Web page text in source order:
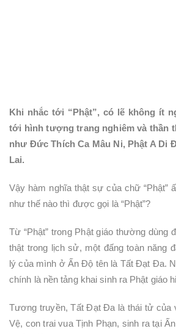
Khi nhắc tới “Phật”, có lẽ không ít
tới hình tượng trang nghiêm và thần
như Đức Thích Ca Mâu Ni, Phật A Di
Lai.
Vậy hàm nghĩa thật sự của chữ “Phật”
như thế nào thì được gọi là “Phật”?
Từ “Phật” trong Phật giáo thường dùng
thật trong lịch sử, một đấng toàn năng
lý của mình ở Ấn Độ tên là Tất Đạt Đa.
chính là nền tảng khai sinh ra Phật giáo
Tương truyền, Tất Đạt Đa là thái tử của
Vệ, con trai vua Tịnh Phạn, sinh ra tại